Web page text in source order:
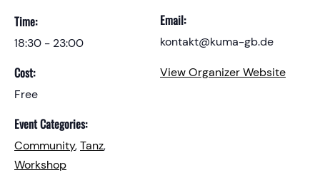
Time:
18:30 - 23:00
Cost:
Free
Event Categories:
Community,Tanz,
Workshop
Email:
kontakt@kuma-gb.de
View Organizer Website